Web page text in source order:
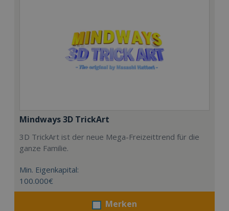
Mindways 3D TrickArt
3D TrickArt ist der neue Mega-Freizeittrend für die
ganze Familie.
Min. Eigenkapital:
100.000€
Merken